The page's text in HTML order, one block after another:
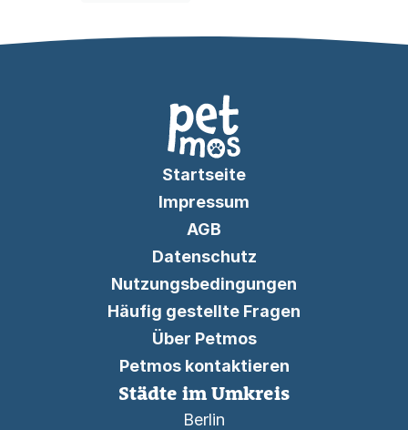
Startseite
Impressum
AGB
Datenschutz
Nutzungsbedingungen
Häufig gestellte Fragen
Über Petmos
Petmos kontaktieren
Städte im Umkreis
Berlin